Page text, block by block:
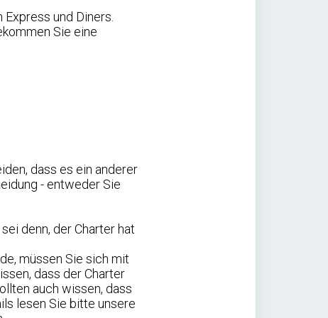
und Diners.
Sie eine
dass es ein anderer
- entweder Sie
denn, der Charter hat
müssen Sie sich mit
dass der Charter
auch wissen, dass
lesen Sie bitte unsere